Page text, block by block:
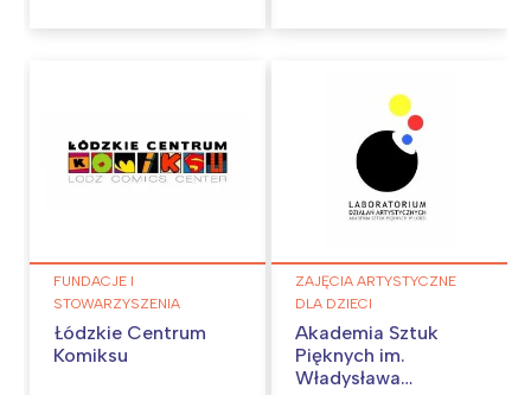
FUNDACJE I
STOWARZYSZENIA
Łódzkie Centrum
Komiksu
ZAJĘCIA ARTYSTYCZNE
DLA DZIECI
Akademia Sztuk
Pięknych im.
Władysława